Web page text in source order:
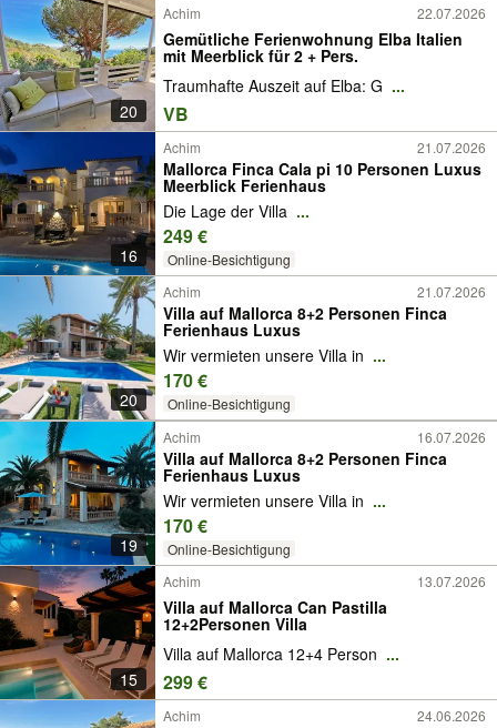
20
Achim 22.07.2026
Gemütliche Ferienwohnung Elba Italien
mit Meerblick für 2 + Pers.
Traumhafte Auszeit auf Elba: G ...
VB
16
Achim 21.07.2026
Mallorca Finca Cala pi 10 Personen Luxus
Meerblick Ferienhaus
Die Lage der Villa ...
249 €
Online-Besichtigung
20
Achim 21.07.2026
Villa auf Mallorca 8+2 Personen Finca
Ferienhaus Luxus
Wir vermieten unsere Villa in ...
170 €
Online-Besichtigung
19
Achim 16.07.2026
Villa auf Mallorca 8+2 Personen Finca
Ferienhaus Luxus
Wir vermieten unsere Villa in ...
170 €
Online-Besichtigung
15
Achim 13.07.2026
Villa auf Mallorca Can Pastilla
12+2Personen Villa
Villa auf Mallorca 12+4 Person ...
299 €
Achim 24.06.2026